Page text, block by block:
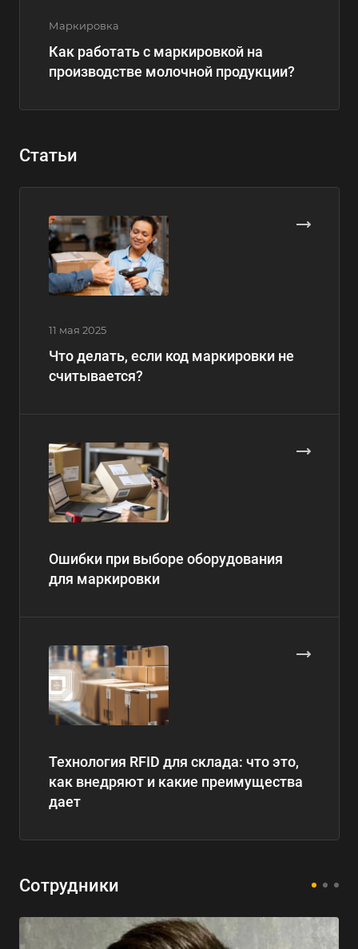
Маркировка
Как работать с маркировкой на
производстве молочной продукции?
Статьи
11 мая 2025
Что делать, если код маркировки не
считывается?
Ошибки при выборе оборудования
для маркировки
Технология RFID для склада: что это,
как внедряют и какие преимущества
дает
Сотрудники